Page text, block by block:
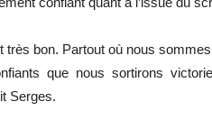
très bon. Partout où nous
que nous sortirons
Serges.